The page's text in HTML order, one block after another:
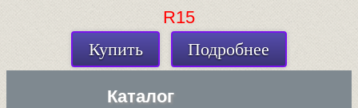
R15
Купить
Подробнее
Каталог